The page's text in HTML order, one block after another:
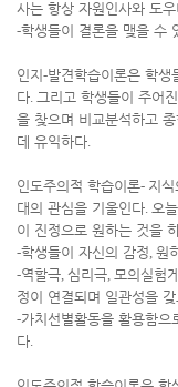
사는 항상 자원인사와 도
-학생들이 결론을 맺을 수
인지 -발견학습이론은 학
다. 그리고 학생들이 주어
을 찾으며 비교분석하고
데 유익하다.
인도주의적 학습이론- 지
대의 관심을 기울인다. 오
이 진정으로 원하는 것을
-학생들이 자신의 감정, 원
-역할극, 심리극, 모의실험
정이 연결되며 일관성을
-가치선별활동을 활용함
다.